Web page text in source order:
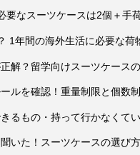
ック・ワールド
シンシア・エリ
イダーマン セイディ
要なスーツケースは2個＋手
1年間の海外生活に必要な荷
解？留学向けスーツケース
ルを確認！重量制限と個数
るもの・持って行かなくて
いた！スーツケースの選び